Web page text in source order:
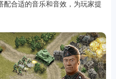
配合适的音乐和音效，为玩家提